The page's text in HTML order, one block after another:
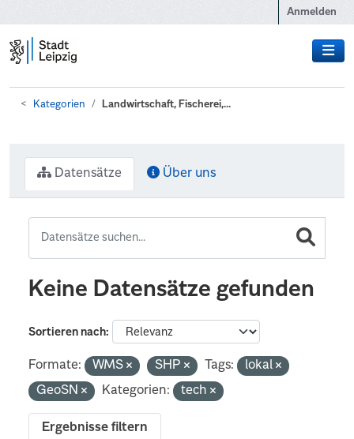
Anmelden
Kategorien Landwirtschaft, Fischerei,...
Datensätze Über uns
Keine Datensätze gefunden
Sortieren nach
Formate: WMS SHP Tags:
lokal
GeoSN
Kategorien: tech
Ergebnisse filtern